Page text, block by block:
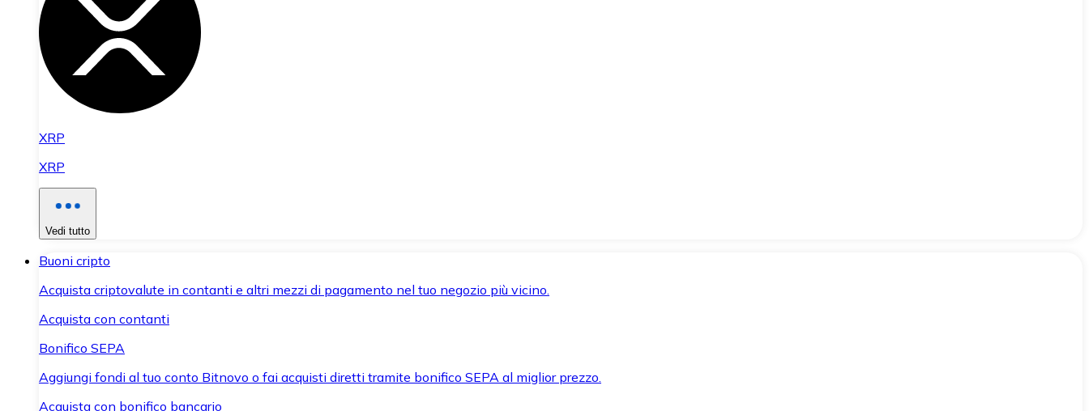
XRP
XRP
Vedi tutto
Buoni cripto
Acquista criptovalute in contanti e altri mezzi di pagamento nel tuo negozio più vicino.
Acquista con contanti
Bonifico SEPA
Aggiungi fondi al tuo conto Bitnovo o fai acquisti diretti tramite bonifico SEPA al miglior prezzo.
Acquista con bonifico bancario